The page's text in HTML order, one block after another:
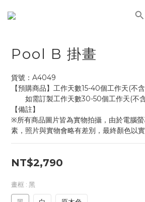
Pool B 掛畫
貨號：A4049
【預購商品】工作天數15-40個工作天(不
如需訂製工作天數30-50個工作天(
【備註】
※所有商品圖片皆為實物拍攝，由於電腦
素，照片與實物會略有差別，最終顏色以實
NT$2,790
畫框 : 黑